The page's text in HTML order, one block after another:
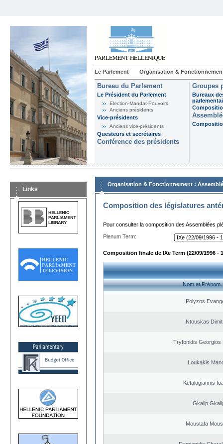
Le Parlement Organisation &
Bureau du Parlement
Le Président du Parlement
Election-Mandat-Pouvoirs
Anciens présidents
Vice-présidents
Anciens vice-présidents
Questeurs et secrétaires
Conférence des présidents
Groupes
Bureaux
Links
Organisation & Fonctionnement :
Composition des législatures
Pour consulter la composition des Assemblées
Plenum Term:
Composition finale de IXe Term (22/09/1996 -
Nom et Prénom
Polyzos
Ntouskas
Tryfonidis Georgios
Loukakis
Kefalogiannis
Gkalip
Moustafa